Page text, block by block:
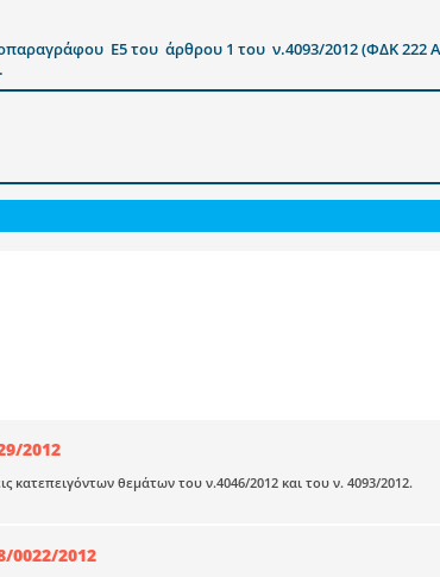
Ε5 του άρθρου 1 του ν.4093/2012 (ΦΔΚ 222
2012
κατεπειγόντων θεμάτων του ν.4046/2012 και του ν. 4093/2012.
0022/2012